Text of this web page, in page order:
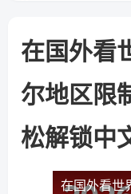
在国外看
尔地区限
松解锁中
在国外看世